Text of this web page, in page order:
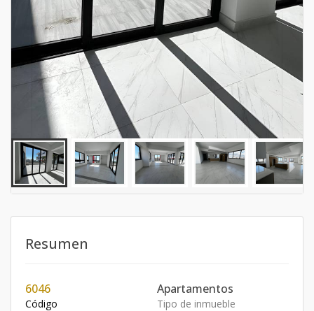
Resumen
6046
Código
Apartamentos
Tipo de inmueble